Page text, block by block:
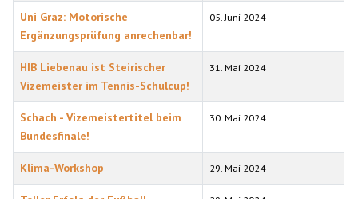
Uni Graz: Motorische
Ergänzungsprüfung anrechenbar!
05. Juni 2024
HIB Liebenau ist Steirischer
Vizemeister im Tennis-Schulcup!
31. Mai 2024
Schach - Vizemeistertitel beim
Bundesfinale!
30. Mai 2024
Klima-Workshop 29. Mai 2024